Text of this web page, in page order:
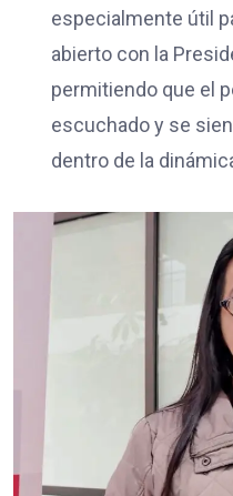
especialmente útil
abierto con la
permitiendo que el
escuchado y se
dentro de la